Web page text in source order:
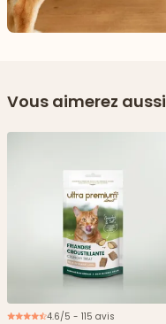
Vous aimerez aussi
4.6/5 - 115 avis